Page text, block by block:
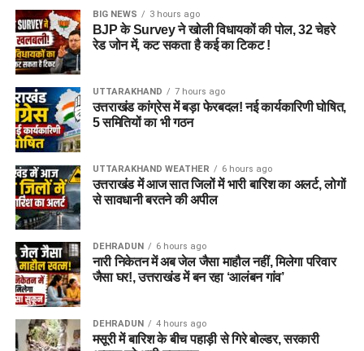
BIG NEWS 3 hours ago
BJP के Survey ने खोली विधायकों की पोल, 32 चेहरे
रेड जोन में, कट सकता है कई का टिकट !
UTTARAKHAND 7 hours ago
उत्तराखंड कांग्रेस में बड़ा फेरबदल! नई कार्यकारिणी घोषित,
5 समितियों का भी गठन
UTTARAKHAND WEATHER 6 hours ago
उत्तराखंड में आज सात जिलों में भारी बारिश का अलर्ट, लोगों
से सावधानी बरतने की अपील
DEHRADUN 6 hours ago
नारी निकेतन में अब जेल जैसा माहौल नहीं, मिलेगा परिवार
जैसा घर!, उत्तराखंड में बन रहा ‘आलंबन गांव’
DEHRADUN 4 hours ago
मसूरी में बारिश के बीच पहाड़ी से गिरे बोल्डर, सरकारी